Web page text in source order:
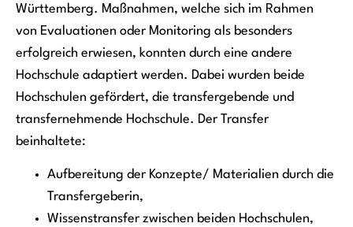
Württemberg. Maßnahmen, welche sich im Rahmen
von Evaluationen oder Monitoring als besonders
erfolgreich erwiesen, konnten durch eine andere
Hochschule adaptiert werden. Dabei wurden beide
Hochschulen gefördert, die transfergebende und
transfernehmende Hochschule. Der Transfer
beinhaltete:
Aufbereitung der Konzepte/ Materialien durch die
Transfergeberin,
Wissenstransfer zwischen beiden Hochschulen,